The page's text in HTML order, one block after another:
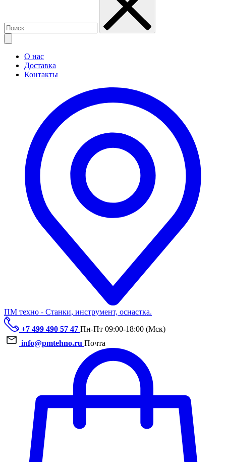
О нас
Доставка
Контакты
ПМ техно - Станки, инструмент, оснастка.
+7 499 490 57 47 Пн-Пт 09:00-18:00 (Мск)
info@pmtehno.ru Почта